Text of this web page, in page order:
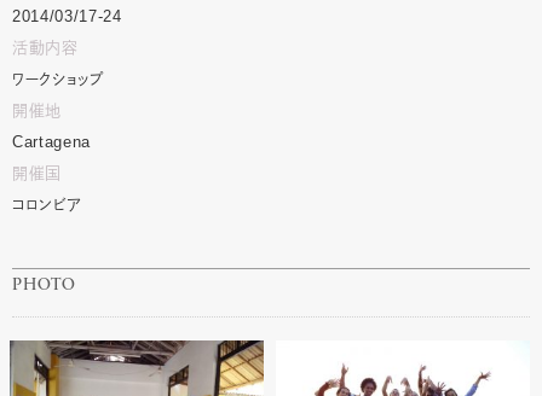
2014/03/17-24
活動内容
ワークショップ
開催地
Cartagena
開催国
コロンビア
PHOTO